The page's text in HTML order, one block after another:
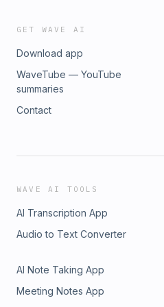
GET WAVE AI
Download app
WaveTube — YouTube
summaries
Contact
WAVE AI TOOLS
AI Transcription App
Audio to Text Converter
AI Note Taking App
Meeting Notes App